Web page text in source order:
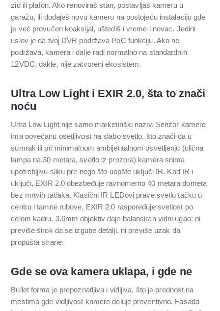
zid ili plafon. Ako renoviraš stan, postavljaš kameru u
garažu, ili dodaješ novu kameru na postojeću instalaciju gde
je već provučen koaksijal, uštediš i vreme i novac. Jedini
uslov je da tvoj DVR podržava PoC funkciju. Ako ne
podržava, kamera i dalje radi normalno na standardnih
12VDC, dakle, nije zatvoreni ekosistem.
Ultra Low Light i EXIR 2.0, šta to znači
noću
Ultra Low Light nije samo marketinški naziv. Senzor kamere
ima povećanu osetljivost na slabo svetlo, što znači da u
sumrak ili pri minimalnom ambijentalnom osvetljenju (ulična
lampa na 30 metara, svetlo iz prozora) kamera snima
upotrebljivu sliku pre nego što uopšte uključi IR. Kad IR i
uključi, EXIR 2.0 obezbeđuje ravnomerno 40 metara dometa
bez mrtvih tačaka. Klasični IR LEDovi prave svetlu tačku u
centru i tamne rubove, EXIR 2.0 raspoređuje svetlost po
celom kadru. 3.6mm objektiv daje balansiran vidni ugao: ni
previše širok da se izgube detalji, ni previše uzak da
propušta strane.
Gde se ova kamera uklapa, i gde ne
Bullet forma je prepoznatljiva i vidljiva, što je prednost na
mestima gde vidljivost kamere deluje preventivno. Fasada